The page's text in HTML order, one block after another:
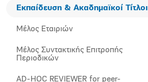
Εκπαίδευση & Ακαδημαϊκοί Τίτλοι
Μέλος Εταιριών
Μέλος Συντακτικής Επιτροπής
Περιοδικών
AD-HOC REVIEWER for peer-